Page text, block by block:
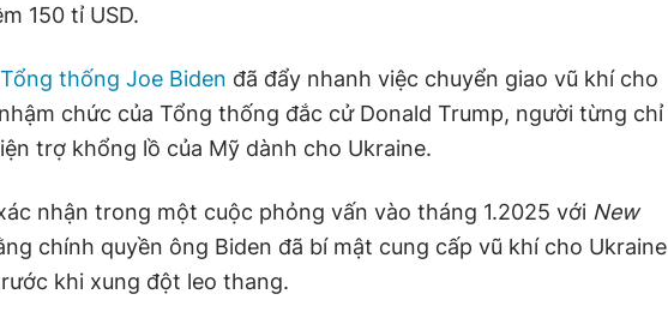
150 tỉ USD.
thống Joe Biden đã đẩy nhanh việc chuyển giao vũ khí cho
chức của Tổng thống đắc cử Donald Trump, người từng chỉ
trợ khổng lồ của Mỹ dành cho Ukraine.
nhận trong một cuộc phỏng vấn vào tháng 1.2025 với New
chính quyền ông Biden đã bí mật cung cấp vũ khí cho Ukraine
khi xung đột leo thang.